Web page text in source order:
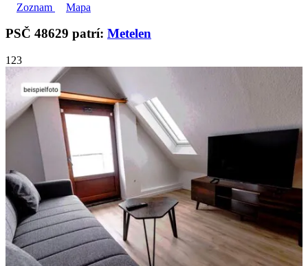
Zoznam
Mapa
PSČ 48629 patrí: Metelen
1 23